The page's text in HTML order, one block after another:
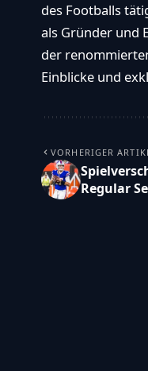
des Footballs
als Gründer und
der
Einblicke und
VORHERIGER
Regular